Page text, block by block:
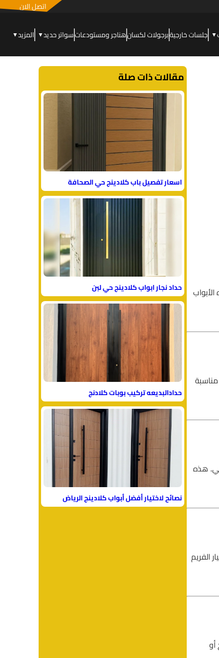
اتصل الان
▼ جلسات خارجيةبرجولات لكسانهناجر ومستودعاتسواتر حديد▼ المزيد▼
هذه
الفريم
أو
مقالات ذات صلة
اسعار تفصيل باب كلادينج حي الصحافة
حداد نجار ابواب كلادينج حي لبن
حدادالبديعه تركيب بوبات كلادنج
نصائح لاختيار أفضل أبواب كلادينج الرياض